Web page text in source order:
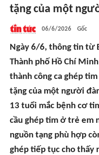
tặng của một
06/6/2026 Gốc
Ngày 6/6, thông tin từ
Thành phố Hồ Chí
thành công ca ghép
tặng của một người
13 tuổi mắc bệnh cơ
cầu ghép tim ở trẻ em
nguồn tạng phù hợp
ghép tiếp tục cho thấy